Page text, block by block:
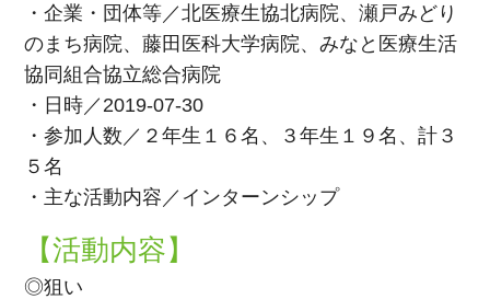
・企業・団体等／北医療生協北病院、瀬戸みどり
のまち病院、藤田医科大学病院、みなと医療生活
協同組合協立総合病院
・日時／2019-07-30
・参加人数／２年生１６名、３年生１９名、計３
５名
・主な活動内容／インターンシップ
【活動内容】
◎狙い